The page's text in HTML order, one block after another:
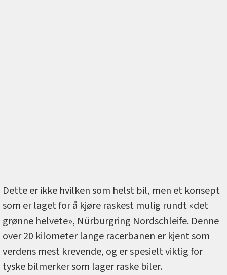
Dette er ikke hvilken som helst bil, men et konsept
som er laget for å kjøre raskest mulig rundt «det
grønne helvete», Nürburgring Nordschleife. Denne
over 20 kilometer lange racerbanen er kjent som
verdens mest krevende, og er spesielt viktig for
tyske bilmerker som lager raske biler.